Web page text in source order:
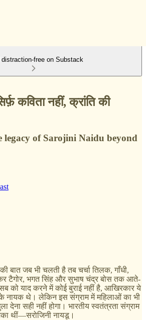
distraction-free on Substack
कविता नहीं, क्रांति की
legacy of Sarojini Naidu beyond
बात जब भी चलती है तब चर्चा तिलक, गाँधी,
टैगोर, भगत सिंह और सुभाष चंद्र बोस तक आते-
को याद करने में कोई बुराई नहीं है, आखिरकार ये
के नायक थे। लेकिन इस संग्राम में महिलाओं का भी
देना सही नहीं होगा। भारतीय स्वतंत्रता संग्राम
थीं—सरोजिनी नायडू।